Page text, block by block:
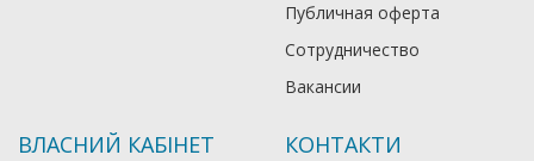
Публичная оферта
Сотрудничество
Вакансии
ВЛАСНИЙ КАБІНЕТ КОНТАКТИ